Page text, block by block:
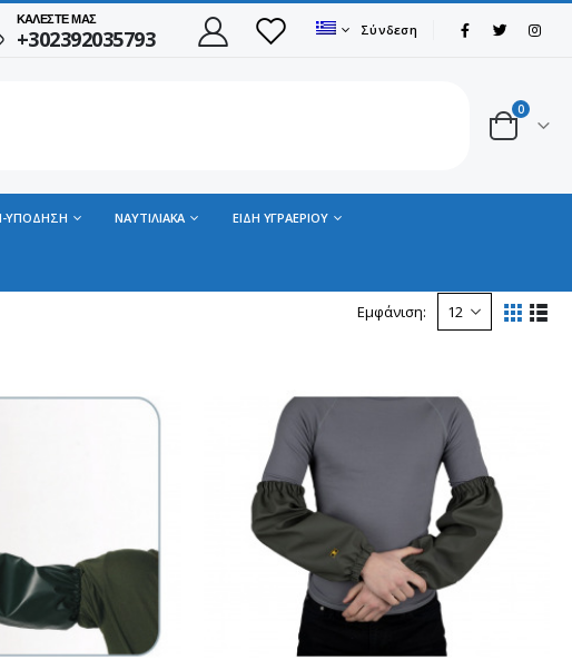
ΚΑΛΕΣΤΕ ΜΑΣ
+302392035793 Σύνδεση
0
ΥΠΟΔΗΣΗ ΝΑΥΤΙΛΙΑΚΑ ΕΙΔΗ ΥΓΡΑΕΡΙΟΥ
Εμφάνιση: